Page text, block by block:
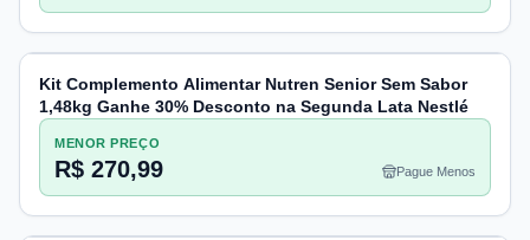
Kit Complemento Alimentar Nutren Senior Sem Sabor
1,48kg Ganhe 30% Desconto na Segunda Lata Nestlé
MENOR PREÇO
R$ 270,99 Pague Menos